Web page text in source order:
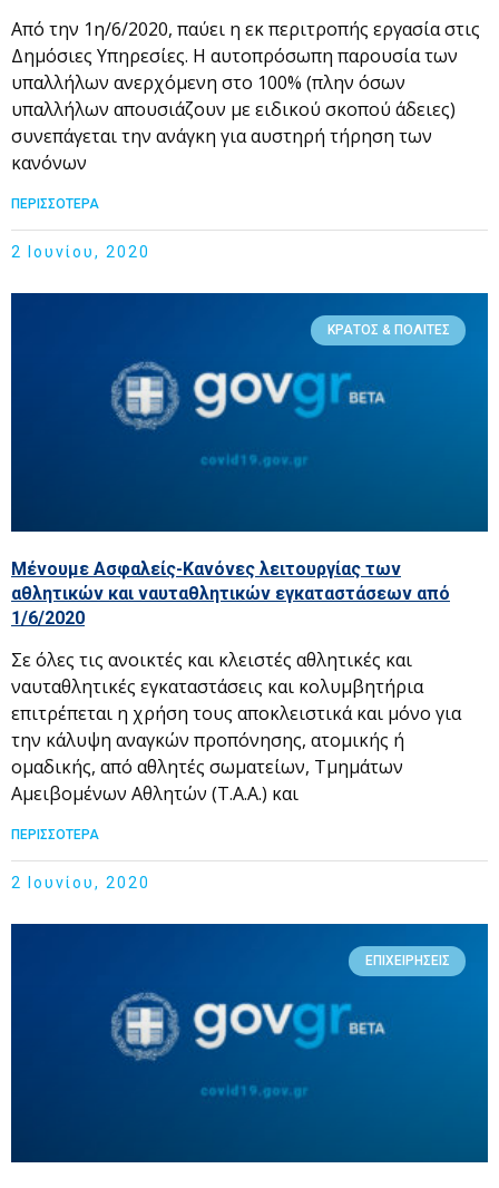
Από την 1η/6/2020, παύει η εκ περιτροπής εργασία στις
Δημόσιες Υπηρεσίες. Η αυτοπρόσωπη παρουσία των
υπαλλήλων ανερχόμενη στο 100% (πλην όσων
υπαλλήλων απουσιάζουν με ειδικού σκοπού άδειες)
συνεπάγεται την ανάγκη για αυστηρή τήρηση των
κανόνων
ΠΕΡΙΣΣΟΤΕΡΑ
2 Ιουνίου, 2020
ΚΡΆΤΟΣ & ΠΟΛΊΤΕΣ
Μένουμε Ασφαλείς-Κανόνες λειτουργίας των
αθλητικών και ναυταθλητικών εγκαταστάσεων από
1/6/2020
Σε όλες τις ανοικτές και κλειστές αθλητικές και
ναυταθλητικές εγκαταστάσεις και κολυμβητήρια
επιτρέπεται η χρήση τους αποκλειστικά και μόνο για
την κάλυψη αναγκών προπόνησης, ατομικής ή
ομαδικής, από αθλητές σωματείων, Τμημάτων
Αμειβομένων Αθλητών (Τ.Α.Α.) και
ΠΕΡΙΣΣΟΤΕΡΑ
2 Ιουνίου, 2020
ΕΠΙΧΕΙΡΉΣΕΙΣ